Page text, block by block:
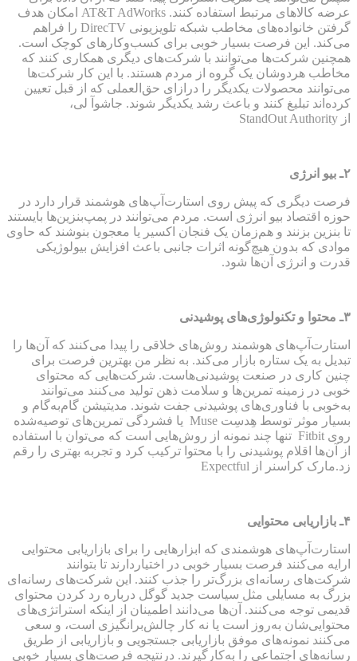
عرضه کالاهای مرتبط استفاده کنند. AT&T AdWorks امکان هدف
گرفتن خانواده‌های مخاطب شبکه تلویزیونی DirecTV را فراهم
می‌کند. این فرصت بسیار خوبی برای کسب‌وکارهای کوچک است.
همچنین شرکت‌ها می‌توانند با شرکت‌های دیگری همکاری کنند که
مخاطب هردوشان یک گروه از مردم هستند. با این کار شرکت‌ها
می‌توانند محصولات یکدیگر را درازای حق‌العملی که از قبل تعیین
کرده‌اند تبلیغ کنند و باعث رشد یکدیگر شوند. جاشوآ لی،
از StandOut Authority
۲ـ بیو انرژی
فرصت دیگری که پیش روی استارت‌آپ‌های هوشمند قرار دارد در
حوزه اقتصاد بیو انرژی است. مردم می‌توانند در پمپ‌بنزین‌ها بایستند
تا بنزین بزنند و هم‌زمان یک فنجان اکسیر یا معجون بنوشند که حاوی
موادی که بدون هیچ‌گونه اثرات جانبی باعث افزایش بیولوژیکی
قدرت و انرژی آن‌ها شود.
۳ـ محتوا و تکنولوژی‌های پوشیدنی
استارت‌آپ‌های هوشمند روش‌های خلاقی را پیدا می‌کنند که آن‌ها را
تبدیل به یک ستاره بازار می‌کند. به نظر من بهترین فرصت برای
چنین کاری در صنعت پوشیدنی‌هاست. شرکت‌هایی که محتوای
خوبی در زمینه تمرین‌ها و سلامت ذهن تولید می‌کنند می‌توانند
به‌خوبی با فناوری‌های پوشیدنی جفت شوند. مدیتیشن گام‌به‌گام و
بسیار موثر توسط هِدسِت Muse یا فشردگی تمرین‌های توصیه‌شده
روی Fitbit تنها چند نمونه از روش‌هایی است که می‌توان با استفاده
از آن‌ها اقلام پوشیدنی را با محتوا ترکیب کرد و تجربه بهتری را رقم
زد.مارک کراسنر از Expectful
۴ـ بازاریابی محتوایی
استارت‌آپ‌های هوشمندی که ابزارهایی را برای بازاریابی محتوایی
ارایه می‌کنند فرصت بسیار خوبی در اختیاردارند تا بتوانند
شرکت‌های رسانه‌ای بزرگ‌تر را جذب کنند. این شرکت‌های رسانه‌ای
بزرگ به مسایلی مثل سیاست جدید گوگل درباره رد کردن محتوای
قدیمی توجه می‌کنند. آن‌ها می‌دانند اطمینان از اینکه استراتژی‌های
محتوایی‌شان به‌روز است یا نه کار چالش‌برانگیزی است، و سعی
می‌کنند نمونه‌های موفق بازاریابی جستجویی و بازاریابی از طریق
رسانه‌های اجتماعی را به‌کارگیرند. درنتیجه فرصت‌های بسیار خوبی